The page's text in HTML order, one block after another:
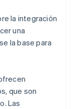
la integración
una
la base para
que son
Las